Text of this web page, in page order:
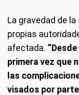
La gravedad de
propias
afectada.
primera vez que
las
visados por